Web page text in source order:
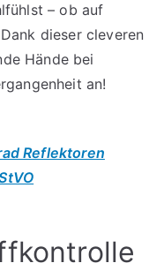
– ob auf
dieser cleveren
Hände bei
an!
Reflektoren